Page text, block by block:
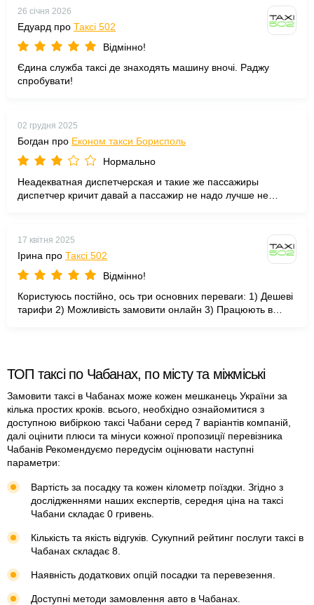
на дзвінок. Дуже задоволений сервісом, дякую Лайм за
26 січня 2026
Едуард про Таксі 502
Відмінно!
Єдина служба таксі де знаходять машину вночі. Раджу
спробувати!
02 грудня 2025
Богдан про Економ такси Борисполь
Нормально
Неадекватная диспетчерская и такие же пассажиры
диспетчер кричит давай а пассажир не надо лучше не
17 квітня 2025
Ірина про Таксі 502
Відмінно!
Користуюсь постійно, ось три основних переваги: 1) Дешеві
тарифи 2) Можливість замовити онлайн 3) Працюють в
ТОП таксі по Чабанах, по місту та міжміські
Замовити таксі в Чабанах може кожен мешканець України за
кілька простих кроків. всього, необхідно ознайомитися з
доступною вибіркою таксі Чабани серед 7 варіантів компаній,
далі оцінити плюси та мінуси кожної пропозиції перевізника
Чабанів Рекомендуємо передусім оцінювати наступні
параметри:
Вартість за посадку та кожен кілометр поїздки. Згідно з
дослідженнями наших експертів, середня ціна на таксі
Чабани складає 0 гривень.
Кількість та якість відгуків. Сукупний рейтинг послуги таксі в
Чабанах складає 8.
Наявність додаткових опцій посадки та перевезення.
Доступні методи замовлення авто в Чабанах.